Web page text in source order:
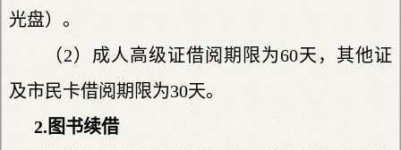
光盘）。
（2）成人高级证借阅期限为60天，其他证
及市民卡借阅期限为30天。
2.图书续借